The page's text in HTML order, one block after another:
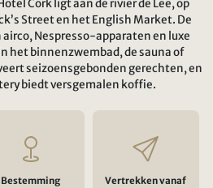
Cork ligt aan de rivier de Lee, op
Street en het English Market. De
Nespresso-apparaten en luxe
het binnenzwembad, de sauna of
seizoensgebonden gerechten, en
biedt versgemalen koffie.
Bestemming Vertrekken vanaf